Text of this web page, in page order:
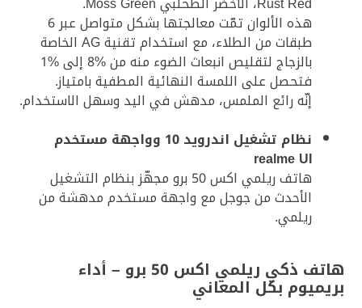
هذه الألوان تمّت معالجتها بشكل متواصل عبر 6
طبقات من الطلاء، مع استخدام تقنية AG الخاصة
بالزجاج لتقليص انبعاث الضوء منه من %8 إلى %1
فتحصل على اللمسة النهائية المطفية بامتياز.
إنّه رائع الملمس، مدهش في اليد وسهل الاستخدام.
نظام تشغيل اندرويد 10 وواجهة مستخدم
realme UI
هاتف ريلمي اكس 50 برو مجهّز بنظام التشغيل
الأحدث من جوجل مع واجهة مستخدم مدهشة من
ريلمي.
هاتف ذكي ريلمي اكس 50 برو – أداء
بريميوم بكل المعاني